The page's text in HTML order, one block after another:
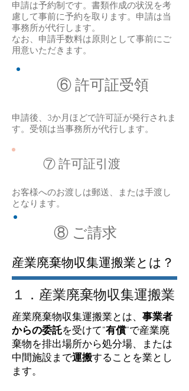
​申請は予約制です。書類作成の状況を考
慮して事前に予約を取ります。申請は当
事務所が代行します。
なお、​申請手数料は原則として事前にご
用意いただきます。
⑥ 許可証受領
申請後、3か月ほどで許可証が発行されま
す。受領は当事務所が代行します。
⑦ 許可証引渡
お客様へのお渡しは郵送、または手渡し
となります。
⑧ ご請求
産業廃棄物収集運搬業とは？
１．産業廃棄物収集運搬業
産業廃棄物収集運搬業とは、 事業者
からの委託を受けて”有償”で産業廃
棄物を排出場所から処分場、または
中間施設まで運搬することを業とし
ます。